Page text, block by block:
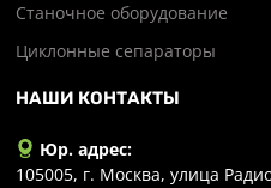
Станочное оборудование
Циклонные сепараторы
НАШИ КОНТАКТЫ
Юр. адрес:
105005, г. Москва, улица